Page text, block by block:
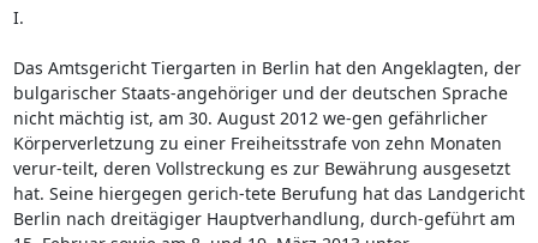
I.
Das Amtsgericht Tiergarten in Berlin hat den Angeklagten, der
bulgarischer Staats-angehöriger und der deutschen Sprache
nicht mächtig ist, am 30. August 2012 we-gen gefährlicher
Körperverletzung zu einer Freiheitsstrafe von zehn Monaten
verur-teilt, deren Vollstreckung es zur Bewährung ausgesetzt
hat. Seine hiergegen gerich-tete Berufung hat das Landgericht
Berlin nach dreitägiger Hauptverhandlung, durch-geführt am